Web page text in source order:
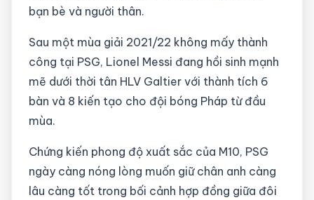
bạn bè và người thân.
Sau một mùa giải 2021/22 không mấy thành
công tại PSG, Lionel Messi đang hồi sinh mạnh
mẽ dưới thời tân HLV Galtier với thành tích 6
bàn và 8 kiến tạo cho đội bóng Pháp từ đầu
mùa.
Chứng kiến phong độ xuất sắc của M10, PSG
ngày càng nóng lòng muốn giữ chân anh càng
lâu càng tốt trong bối cảnh hợp đồng giữa đôi